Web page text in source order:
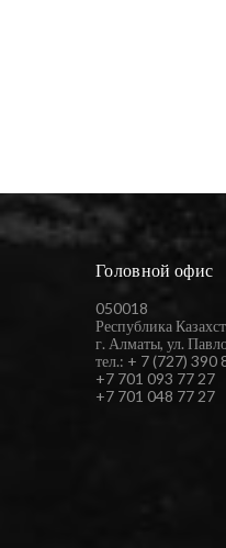
Головной офис
050018
Республика
г. Алматы, ул.
тел.: + 7 (727) 390
+7 701 093 77 27
+7 701 048 77 27